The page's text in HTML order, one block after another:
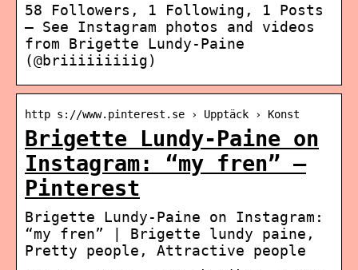
58 Followers, 1 Following, 1 Posts
– See Instagram photos and videos
from Brigette Lundy-Paine
(@briiiiiiiiig)
http s://www.pinterest.se › Upptäck › Konst
Brigette Lundy-Paine on
Instagram: “my fren” –
Pinterest
Brigette Lundy-Paine on Instagram:
“my fren” | Brigette lundy paine,
Pretty people, Attractive people